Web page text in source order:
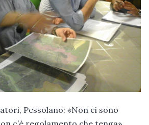
Pessolano: «Non ci sono